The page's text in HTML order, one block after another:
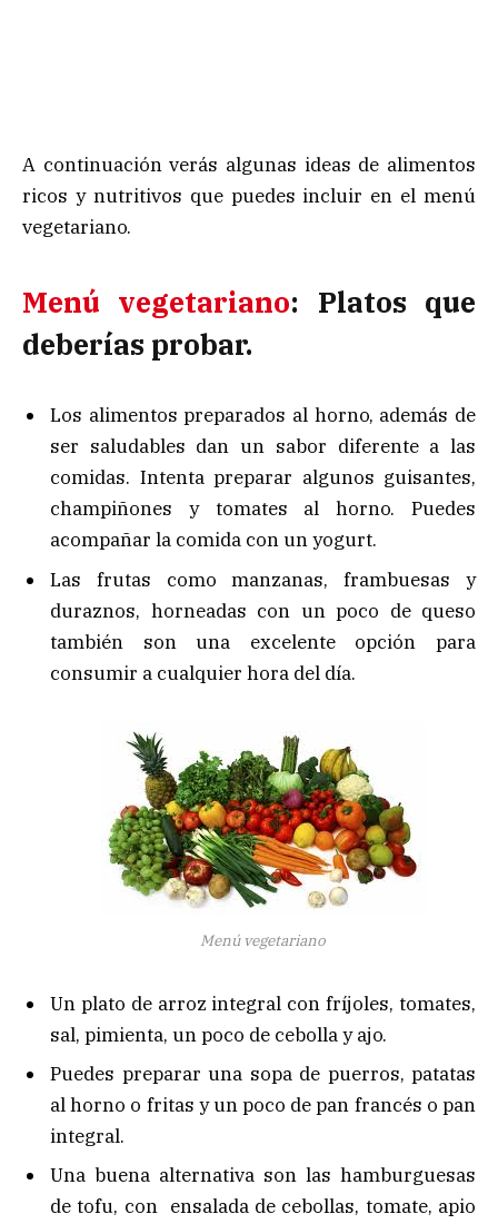
A continuación verás algunas ideas de alimentos
ricos y nutritivos que puedes incluir en el menú
vegetariano.
Menú vegetariano: Platos que
deberías probar.
Los alimentos preparados al horno, además de
ser saludables dan un sabor diferente a las
comidas. Intenta preparar algunos guisantes,
champiñones y tomates al horno. Puedes
acompañar la comida con un yogurt.
Las frutas como manzanas, frambuesas y
duraznos, horneadas con un poco de queso
también son una excelente opción para
consumir a cualquier hora del día.
Menú vegetariano
Un plato de arroz integral con fríjoles, tomates,
sal, pimienta, un poco de cebolla y ajo.
Puedes preparar una sopa de puerros, patatas
al horno o fritas y un poco de pan francés o pan
integral.
Una buena alternativa son las hamburguesas
de tofu, con ensalada de cebollas, tomate, apio